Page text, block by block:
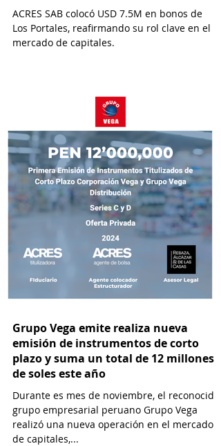
ACRES SAB colocó USD 7.5M en bonos de
Los Portales, reafirmando su rol clave en el
mercado de capitales.
Grupo Vega emite realiza nueva
emisión de instrumentos de corto
plazo y suma un total de 12 millones
de soles este año
Durante es mes de noviembre, el reconocido
grupo empresarial peruano Grupo Vega
realizó una nueva operación en el mercado
de capitales,...